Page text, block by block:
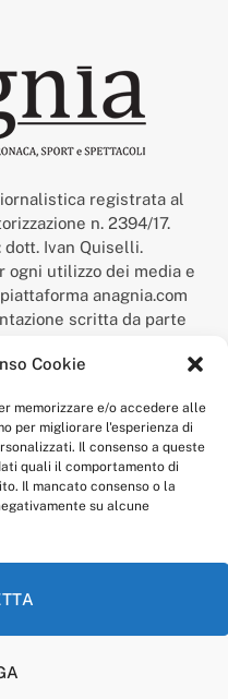
Cookie
memorizzare e/o accedere alle
per migliorare l'esperienza di
Il consenso a queste
quali il comportamento di
Il mancato consenso o la
su alcune
registrata al
n. 2394/17.
Ivan Quiselli.
utilizzo dei media e
anagnia.com
scritta da parte
presso l’Ufficio Italiano
del 9 febbraio 2017.